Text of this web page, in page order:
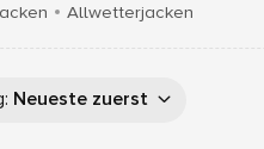
Allwetterjacken
: Neueste zuerst